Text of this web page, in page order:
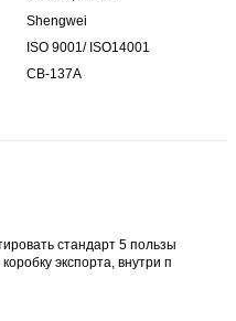
Shengwei
ISO 9001/ ISO14001
СВ-137А
стандарт 5 пользы
экспорта, внутри п